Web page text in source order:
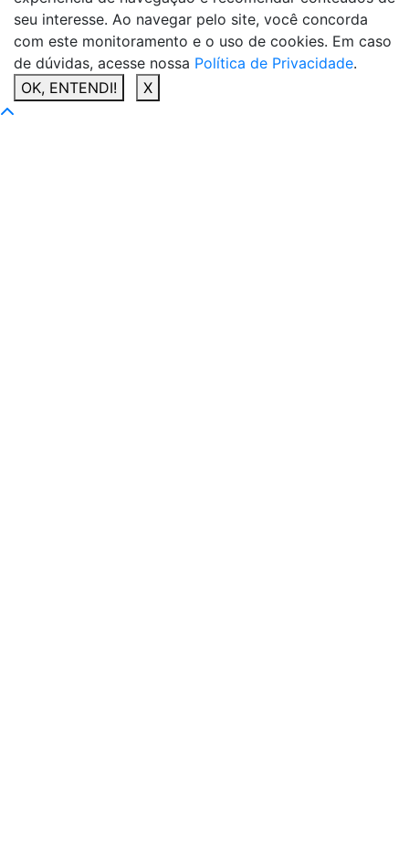
seu interesse. Ao navegar pelo site, você concorda
com este monitoramento e o uso de cookies. Em caso
de dúvidas, acesse nossa Política de Privacidade.
OK, ENTENDI!
X